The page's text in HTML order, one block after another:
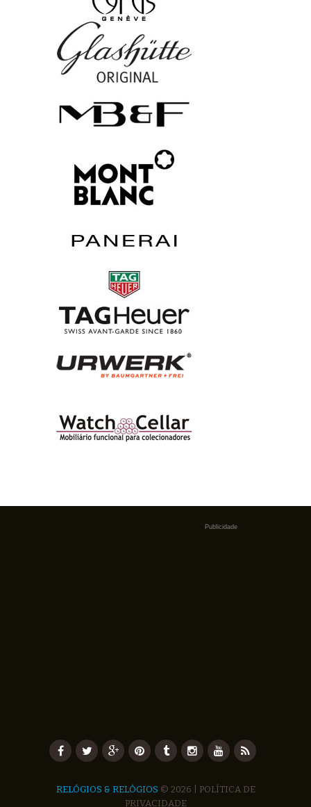
Publicidade
RELÓGIOS & RELÓGIOS © 2026 | POLÍTICA DE
PRIVACIDADE